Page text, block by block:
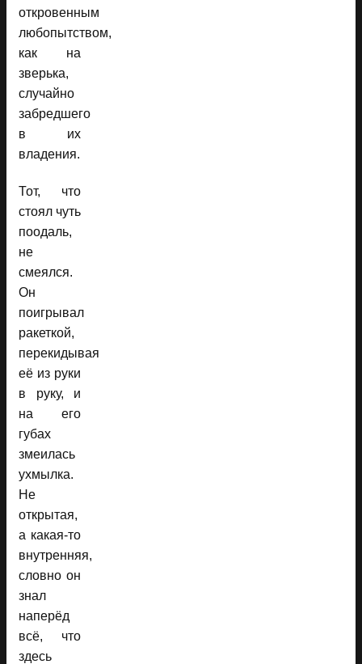
откровенным
любопытством,
как на
зверька,
случайно
забредшего
в их
владения.
Тот, что
стоял чуть
поодаль,
не
смеялся.
Он
поигрывал
ракеткой,
перекидывая
её из руки
в руку, и
на его
губах
змеилась
ухмылка.
Не
открытая,
а какая-то
внутренняя,
словно он
знал
наперёд
всё, что
здесь